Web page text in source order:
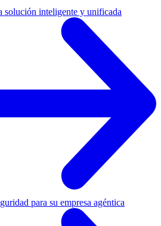
solución inteligente y unificada
para su empresa agéntica